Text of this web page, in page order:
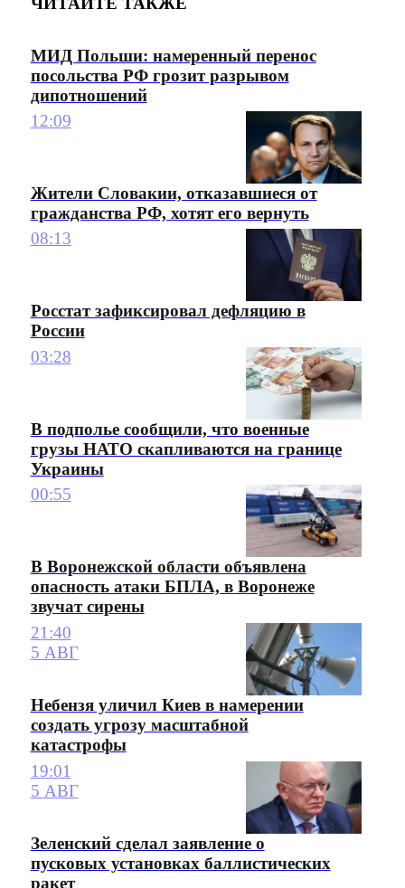
МИД Польши: намеренный перенос
посольства РФ грозит разрывом
дипотношений
12:09
Жители Словакии, отказавшиеся от
гражданства РФ, хотят его вернуть
08:13
Росстат зафиксировал дефляцию в
России
03:28
В подполье сообщили, что военные
грузы НАТО скапливаются на границе
Украины
00:55
В Воронежской области объявлена
опасность атаки БПЛА, в Воронеже
звучат сирены
21:40
5 АВГ
Небензя уличил Киев в намерении
создать угрозу масштабной
катастрофы
19:01
5 АВГ
Зеленский сделал заявление о
пусковых установках баллистических
ракет